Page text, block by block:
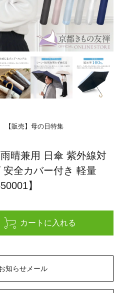
問い合わせ
6849-0596
ストア窓口専用
禅公式サイト
【販売】母の日特集
晴兼用 日傘 紫外線対
全カバー付き 軽量
】
知らせメール